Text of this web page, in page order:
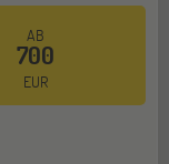
AB
700
EUR